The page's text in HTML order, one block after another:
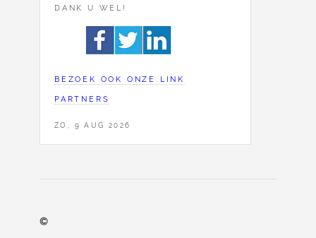
DANK U WEL!
BEZOEK OOK ONZE LINK
PARTNERS
ZO, 9 AUG 2026
©